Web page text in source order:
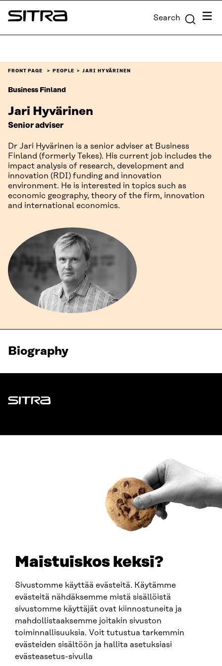
Maistuiskos keksi?
Sivustomme käyttää evästeitä. Käytämme
evästeitä nähdäksemme mistä sisällöistä
sivustomme käyttäjät ovat kiinnostuneita ja
mahdollistaaksemme joitakin sivuston
toiminnallisuuksia. Voit tutustua tarkemmin
evästeiden sisältöön ja hallita asetuksiasi
evästeasetus-sivulla
Skip to
content
Sitra Search Menu
FRONT PAGE PEOPLE JARI HYVÄRINEN
Business Finland
Jari Hyvärinen
Senior adviser
Dr Jari Hyvärinen is a senior adviser at Business
Finland (formerly Tekes). His current job includes the
impact analysis of research, development and
innovation (RDI) funding and innovation
environment. He is interested in topics such as
economic geography, theory of the firm, innovation
and international economics.
Biography
Sitra
firstname.lastname@sitra.fi
SITRA ON SOCIAL MEDIA
LinkedIn
Instagram